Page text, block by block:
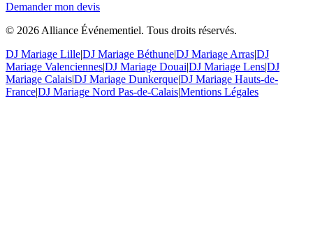
Demander mon devis
© 2026 Alliance Événementiel. Tous droits réservés.
DJ Mariage Lille|DJ Mariage Béthune|DJ Mariage Arras|DJ
Mariage Valenciennes|DJ Mariage Douai|DJ Mariage Lens|DJ
Mariage Calais|DJ Mariage Dunkerque|DJ Mariage Hauts-de-
France|DJ Mariage Nord Pas-de-Calais|Mentions Légales